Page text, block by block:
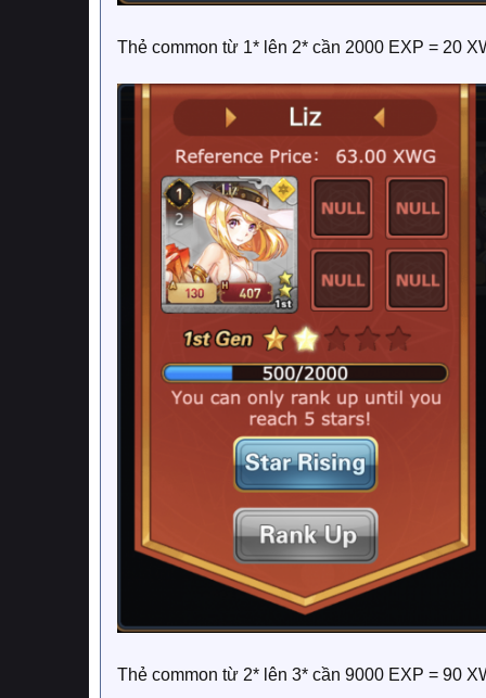
Thẻ common từ 1* lên 2* cần 2000 EXP = 20
Thẻ common từ 2* lên 3* cần 9000 EXP = 90